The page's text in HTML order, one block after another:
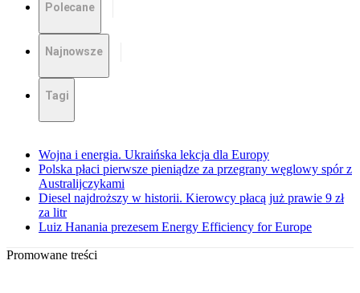
Polecane
Najnowsze
Tagi
Wojna i energia. Ukraińska lekcja dla Europy
Polska płaci pierwsze pieniądze za przegrany węglowy spór z
Australijczykami
Diesel najdroższy w historii. Kierowcy płacą już prawie 9 zł
za litr
Luiz Hanania prezesem Energy Efficiency for Europe
Promowane treści